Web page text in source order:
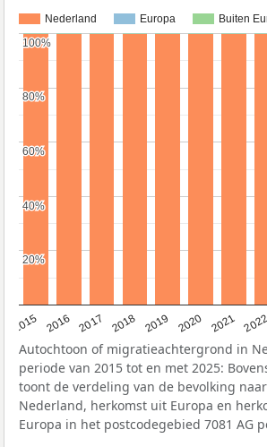
Nederland Europa Buiten
2015 2016 2017 2018 2019 2020 2021 2022
20%
20%
40%
40%
60%
60%
80%
80%
100%
100%
Autochtoon of migratieachtergrond in
periode van 2015 tot en met 2025:
toont de verdeling van de bevolking
Nederland, herkomst uit Europa en
Europa in het postcodegebied 7081 AG